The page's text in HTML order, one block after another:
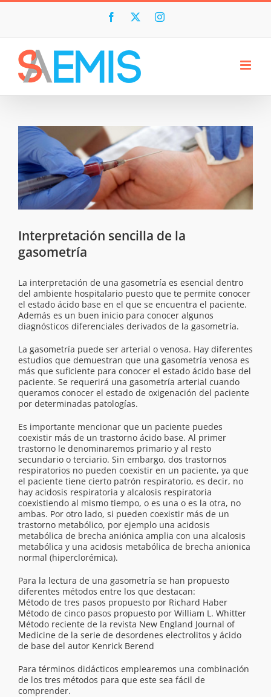
Skip
Facebook
X Instagram
Interpretación sencilla de la
gasometría
La interpretación de una gasometría es esencial dentro
del ambiente hospitalario puesto que te permite conocer
el estado ácido base en el que se encuentra el paciente.
Además es un buen inicio para conocer algunos
diagnósticos diferenciales derivados de la gasometría.
La gasometría puede ser arterial o venosa. Hay diferentes
estudios que demuestran que una gasometría venosa es
más que suficiente para conocer el estado ácido base del
paciente. Se requerirá una gasometría arterial cuando
queramos conocer el estado de oxigenación del paciente
por determinadas patologías.
Es importante mencionar que un paciente puedes
coexistir más de un trastorno ácido base. Al primer
trastorno le denominaremos primario y al resto
secundario o terciario. Sin embargo, dos trastornos
respiratorios no pueden coexistir en un paciente, ya que
el paciente tiene cierto patrón respiratorio, es decir, no
hay acidosis respiratoria y alcalosis respiratoria
coexistiendo al mismo tiempo, o es una o es la otra, no
ambas. Por otro lado, si pueden coexistir más de un
trastorno metabólico, por ejemplo una acidosis
metabólica de brecha aniónica amplia con una alcalosis
metabólica y una acidosis metabólica de brecha anionica
normal (hiperclorémica).
Para la lectura de una gasometría se han propuesto
diferentes métodos entre los que destacan:
Método de tres pasos propuesto por Richard Haber
Método de cinco pasos propuesto por William L. Whitter
Método reciente de la revista New England Journal of
Medicine de la serie de desordenes electrolitos y ácido
de base del autor Kenrick Berend
Para términos didácticos emplearemos una combinación
de los tres métodos para que este sea fácil de
comprender.